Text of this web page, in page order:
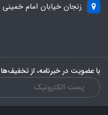
زنجان خیابان امام خمینی
با عضویت در خبرنامه، از